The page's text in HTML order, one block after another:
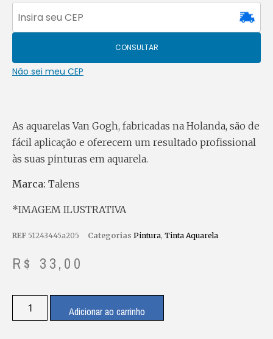
CONSULTAR
Não sei meu CEP
As aquarelas Van Gogh, fabricadas na Holanda, são de
fácil aplicação e oferecem um resultado profissional
às suas pinturas em aquarela.
Marca: Talens
*IMAGEM ILUSTRATIVA
REF 51243445a205 Categorias Pintura, Tinta Aquarela
R$ 33,00
Adicionar ao carrinho